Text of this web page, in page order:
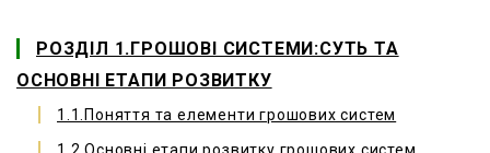
РОЗДІЛ 1.ГРОШОВІ СИСТЕМИ:СУТЬ ТА
ОСНОВНІ ЕТАПИ РОЗВИТКУ
1.1.Поняття та елементи грошових систем